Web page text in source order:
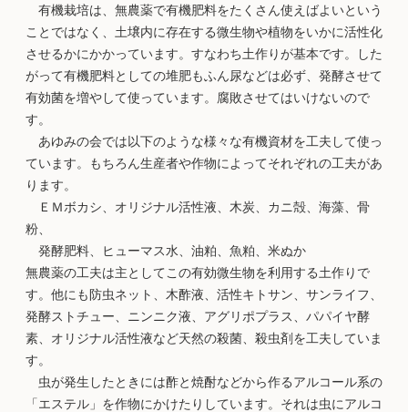
有機栽培は、無農薬で有機肥料をたくさん使えばよいという
ことではなく、土壌内に存在する微生物や植物をいかに活性化
させるかにかかっています。すなわち土作りが基本です。した
がって有機肥料としての堆肥もふん尿などは必ず、発酵させて
有効菌を増やして使っています。腐敗させてはいけないので
す。
あゆみの会では以下のような様々な有機資材を工夫して使っ
ています。もちろん生産者や作物によってそれぞれの工夫があ
ります。
ＥＭボカシ、オリジナル活性液、木炭、カニ殻、海藻、骨
粉、
発酵肥料、ヒューマス水、油粕、魚粕、米ぬか
無農薬の工夫は主としてこの有効微生物を利用する土作りで
す。他にも防虫ネット、木酢液、活性キトサン、サンライフ、
発酵ストチュー、ニンニク液、アグリポプラス、パパイヤ酵
素、オリジナル活性液など天然の殺菌、殺虫剤を工夫していま
す。
虫が発生したときには酢と焼酎などから作るアルコール系の
「エステル」を作物にかけたりしています。それは虫にアルコ